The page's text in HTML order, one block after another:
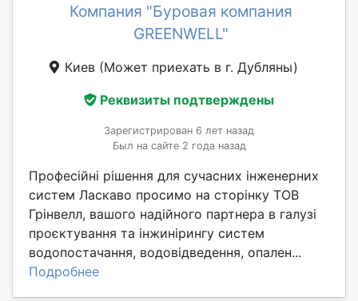
Компания "Буровая компания
GREENWELL"
Киев (Может приехать в г. Дубляны)
Реквизиты подтверждены
Зарегистрирован 6 лет назад
Был на сайте 2 года назад
Професійні рішення для сучасних інженерних
систем Ласкаво просимо на сторінку ТОВ
Грінвелл, вашого надійного партнера в галузі
проєктування та інжинірингу систем
водопостачання, водовідведення, опален...
Подробнее